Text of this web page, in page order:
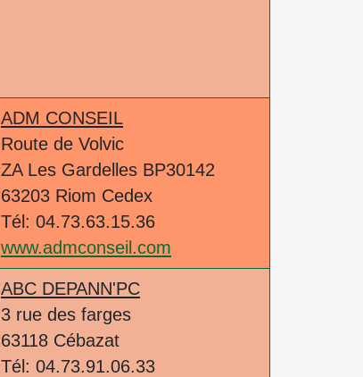
ADM CONSEIL
Route de Volvic
ZA Les Gardelles BP30142
63203 Riom Cedex
Tél: 04.73.63.15.36
www.admconseil.com
ABC DEPANN'PC
3 rue des farges
63118 Cébazat
Tél: 04.73.91.06.33